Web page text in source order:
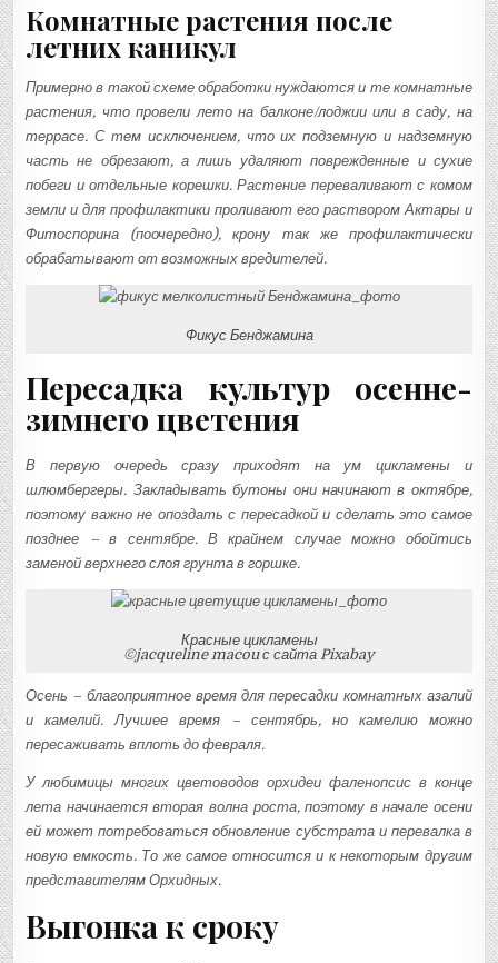
Комнатные растения после
летних каникул
Примерно в такой схеме обработки нуждаются и те комнатные
растения, что провели лето на балконе/лоджии или в саду, на
террасе. С тем исключением, что их подземную и надземную
часть не обрезают, а лишь удаляют поврежденные и сухие
побеги и отдельные корешки. Растение переваливают с комом
земли и для профилактики проливают его раствором Актары и
Фитоспорина (поочередно), крону так же профилактически
обрабатывают от возможных вредителей.
Фикус Бенджамина
Пересадка культур осенне-
зимнего цветения
В первую очередь сразу приходят на ум цикламены и
шлюмбергеры. Закладывать бутоны они начинают в октябре,
поэтому важно не опоздать с пересадкой и сделать это самое
позднее – в сентябре. В крайнем случае можно обойтись
заменой верхнего слоя грунта в горшке.
Красные цикламены
©jacqueline macou с сайта Pixabay
Осень – благоприятное время для пересадки комнатных азалий
и камелий. Лучшее время – сентябрь, но камелию можно
пересаживать вплоть до февраля.
У любимицы многих цветоводов орхидеи фаленопсис в конце
лета начинается вторая волна роста, поэтому в начале осени
ей может потребоваться обновление субстрата и перевалка в
новую емкость. То же самое относится и к некоторым другим
представителям Орхидных.
Выгонка к сроку